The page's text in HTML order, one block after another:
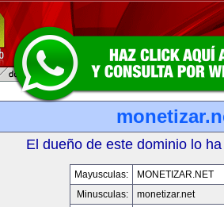
El dueño de este dominio lo
Mayusculas:
MONETIZAR.NET
Minusculas:
monetizar.net